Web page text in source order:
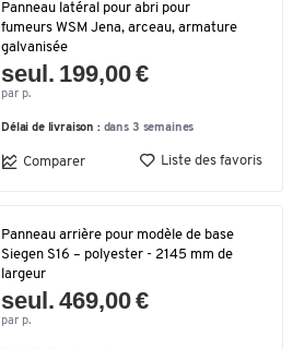
Panneau latéral pour abri pour
fumeurs WSM Jena, arceau, armature
galvanisée
seul. 199,00 €
par p.
Délai de livraison : dans 3 semaines
Comparer Liste des favoris
Panneau arrière pour modèle de base
Siegen S16 – polyester - 2145 mm de
largeur
seul. 469,00 €
par p.